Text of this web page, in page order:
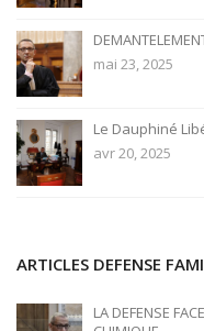
mai 23, 2025
Le Dauphiné
avr 20, 2025
ARTICLES DEFENSE
LA DEFENSE